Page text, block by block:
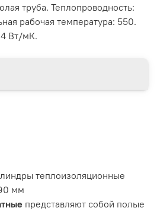
труба. Теплопроводность:
рабочая температура: 550.
Вт/мК.
теплоизоляционные
мм
представляют собой полые